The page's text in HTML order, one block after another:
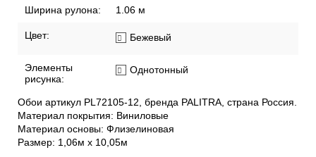
Ширина рулона: 1.06 м
Цвет: Бежевый
Элементы
рисунка:
Однотонный
Обои артикул PL72105-12, бренда PALITRA, страна Россия.
Материал покрытия: Виниловые
Материал основы: Флизелиновая
Размер: 1,06м х 10,05м